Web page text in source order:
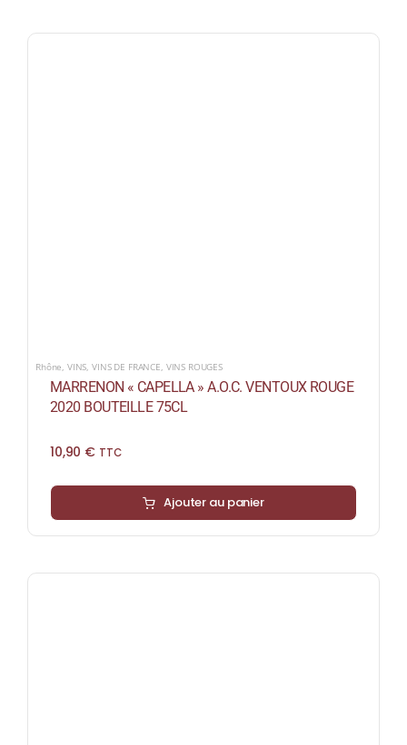
Rhône, VINS,VINS DE FRANCE, VINS ROUGES
MARRENON « CAPELLA » A.O.C. VENTOUX ROUGE
2020 BOUTEILLE 75CL
10,90 € TTC
Ajouter au panier